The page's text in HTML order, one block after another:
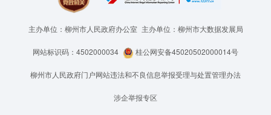
主办单位：柳州市人民政府办公室 主办单位：柳州市大数据发展局
网站标识码：4502000034 桂公网安备45020502000014号
柳州市人民政府门户网站违法和不良信息举报受理与处置管理办法
涉企举报专区